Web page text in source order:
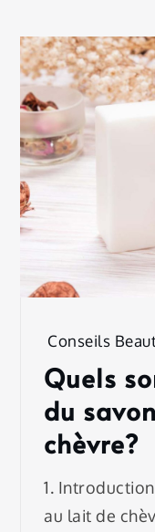
Conseils
Quels
du
chèvre?
1.
au lait de